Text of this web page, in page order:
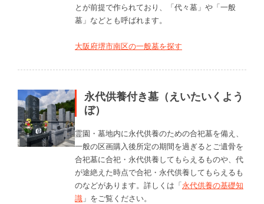
とが前提で作られており、「代々墓」や「一般
墓」などとも呼ばれます。
大阪府堺市南区の一般墓を探す
永代供養付き墓（えいたいくよう
ぼ）
霊園・墓地内に永代供養のための合祀墓を備え、
一般の区画購入後所定の期間を過ぎるとご遺骨を
合祀墓に合祀・永代供養してもらえるものや、代
が途絶えた時点で合祀・永代供養してもらえるも
のなどがあります。詳しくは「永代供養の基礎知
識 」をご覧ください。